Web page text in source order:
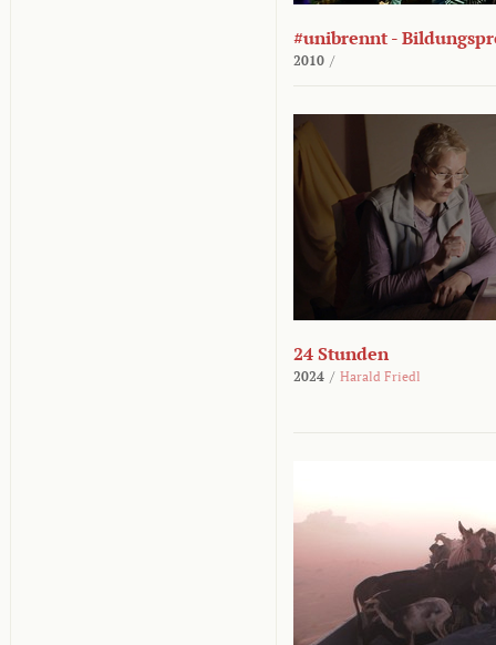
#unibrennt -
2010 /
24 Stunden
2024 / Harald Friedl